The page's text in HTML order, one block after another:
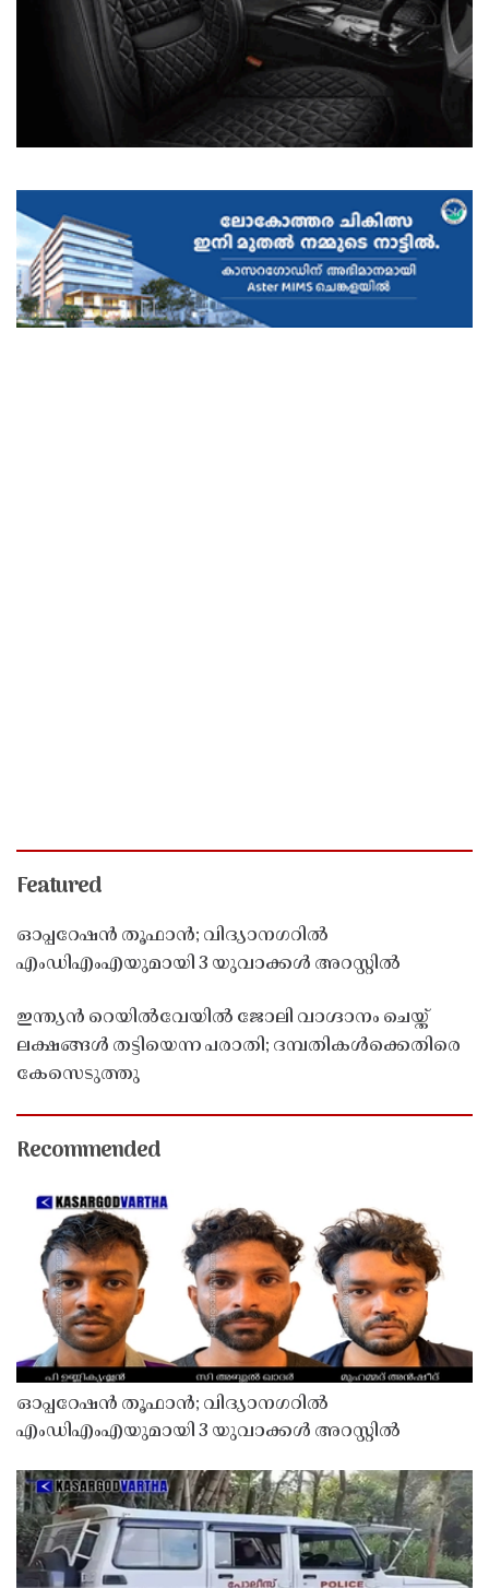
Featured
ഓപ്പറേഷൻ തൂഫാൻ; വിദ്യാനഗറിൽ
എംഡിഎംഎയുമായി 3 യുവാക്കൾ അറസ്റ്റിൽ
ഇന്ത്യൻ റെയിൽവേയിൽ ജോലി വാഗ്ദാനം ചെയ്ത്
ലക്ഷങ്ങൾ തട്ടിയെന്ന പരാതി; ദമ്പതികൾക്കെതിരെ
കേസെടുത്തു
Recommended
ഓപ്പറേഷൻ തൂഫാൻ; വിദ്യാനഗറിൽ
എംഡിഎംഎയുമായി 3 യുവാക്കൾ അറസ്റ്റിൽ